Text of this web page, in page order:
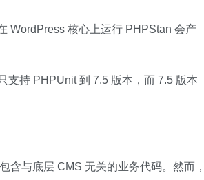
WordPress 核心上运行 PHPStan 会产
支持 PHPUnit 到 7.5 版本，而 7.5 版本
含与底层 CMS 无关的业务代码。然而，